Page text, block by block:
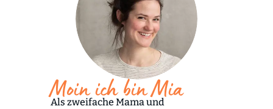
Moin ich bin Mia
Als zweifache Mama und